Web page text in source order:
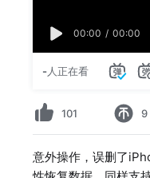
00:00 / 00:00
-人正在看
101 9
意外操作，误删了